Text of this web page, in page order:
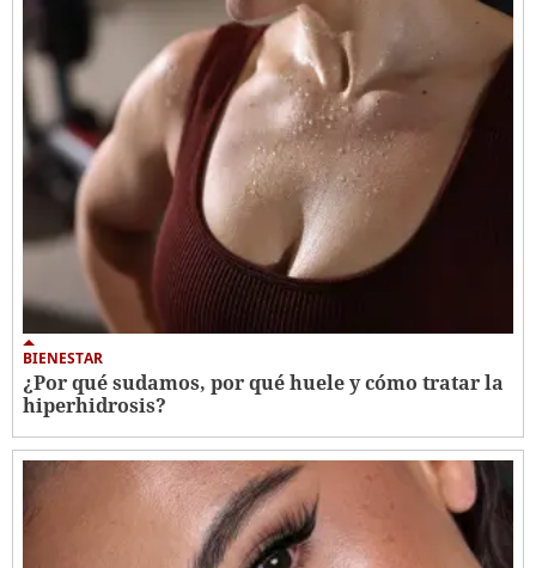
BIENESTAR
¿Por qué sudamos, por qué huele y cómo tratar la
hiperhidrosis?